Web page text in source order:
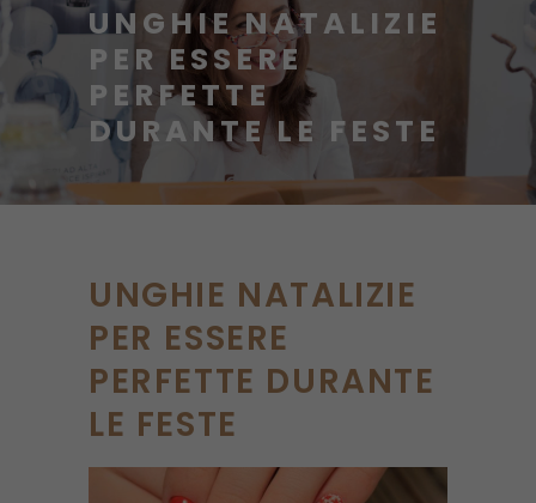
UNGHIE NATALIZIE
PER ESSERE
PERFETTE
DURANTE LE FESTE
UNGHIE NATALIZIE
PER ESSERE
PERFETTE DURANTE
LE FESTE